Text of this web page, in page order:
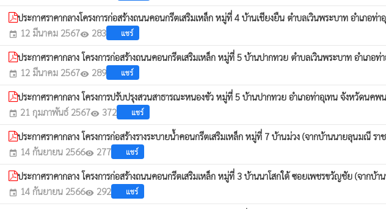
ประกาศราคากลางโครงการก่อสร้างถนนคอนกรีตเสริมเหล็ก หมู่ที่ 4 บ้านเชียงยืน ตำบลเวินพระบาท อำเภ
event 12 มีนาคม 2567visibility 283 แชร์
ประกาศราคากลาง โครงการก่อสร้างถนนคอนกรีตเสริมเหล็ก หมู่ที่ 5 บ้านปากทวย ตำบลเวินพระบาท อำเ
event 12 มีนาคม 2567visibility 289 แชร์
ประกาศราคากลาง โครงการปรับปรุงสวนสาธารณะหนองขัว หมู่ที่ 5 บ้านปากทวย อำเภอท่าอุเทน จังหวัดนคพ
event 21 กุมภาพันธ์ 2567visibility 372 แชร์
ประกาศราคากลาง โครงการก่อสร้างรางระบายน้ำคอนกรีตเสริมเหล็ก หมู่ที่ 7 บ้านม่วง (จากบ้านนายลุนมณี ร
event 14 กันยายน 2566visibility 277 แชร์
ประกาศราคากลาง โครงการก่อสร้างถนนคอนกรีตเสริมเหล็ก หมู่ที่ 3 บ้านนาโสกใต้ ซอยเพชรขวัญชัย (จาก
event 14 กันยายน 2566visibility 292 แชร์